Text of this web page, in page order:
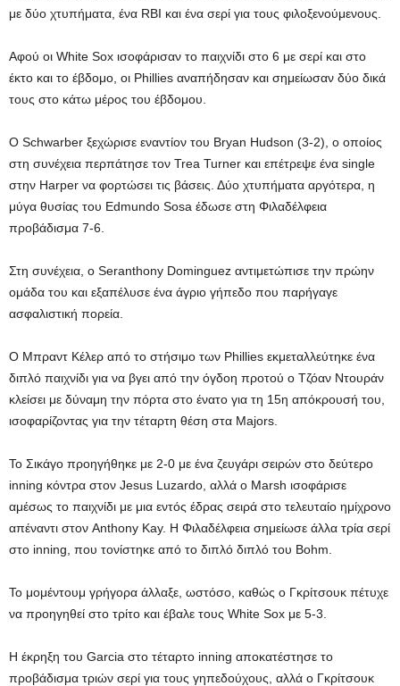
με δύο χτυπήματα, ένα RBI και ένα σερί για τους φιλοξενούμενους.
Αφού οι White Sox ισοφάρισαν το παιχνίδι στο 6 με σερί και στο
έκτο και το έβδομο, οι Phillies αναπήδησαν και σημείωσαν δύο δικά
τους στο κάτω μέρος του έβδομου.
Ο Schwarber ξεχώρισε εναντίον του Bryan Hudson (3-2), ο οποίος
στη συνέχεια περπάτησε τον Trea Turner και επέτρεψε ένα single
στην Harper να φορτώσει τις βάσεις. Δύο χτυπήματα αργότερα, η
μύγα θυσίας του Edmundo Sosa έδωσε στη Φιλαδέλφεια
προβάδισμα 7-6.
Στη συνέχεια, ο Seranthony Dominguez αντιμετώπισε την πρώην
ομάδα του και εξαπέλυσε ένα άγριο γήπεδο που παρήγαγε
ασφαλιστική πορεία.
Ο Μπραντ Κέλερ από το στήσιμο των Phillies εκμεταλλεύτηκε ένα
διπλό παιχνίδι για να βγει από την όγδοη προτού ο Τζόαν Ντουράν
κλείσει με δύναμη την πόρτα στο ένατο για τη 15η απόκρουσή του,
ισοφαρίζοντας για την τέταρτη θέση στα Majors.
Το Σικάγο προηγήθηκε με 2-0 με ένα ζευγάρι σειρών στο δεύτερο
inning κόντρα στον Jesus Luzardo, αλλά ο Marsh ισοφάρισε
αμέσως το παιχνίδι με μια εντός έδρας σειρά στο τελευταίο ημίχρονο
απέναντι στον Anthony Kay. Η Φιλαδέλφεια σημείωσε άλλα τρία σερί
στο inning, που τονίστηκε από το διπλό διπλό του Bohm.
Το μομέντουμ γρήγορα άλλαξε, ωστόσο, καθώς ο Γκρίτσουκ πέτυχε
να προηγηθεί στο τρίτο και έβαλε τους White Sox με 5-3.
Η έκρηξη του Garcia στο τέταρτο inning αποκατέστησε το
προβάδισμα τριών σερί για τους γηπεδούχους, αλλά ο Γκρίτσουκ